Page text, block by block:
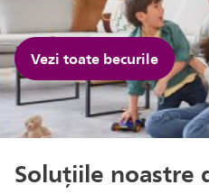
Vezi toate becurile
Soluțiile noastre